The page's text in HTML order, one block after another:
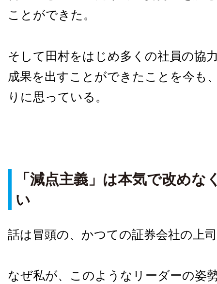
ことができた。
そして田村をはじめ多くの社員の協
成果を出すことができたことを今も
りに思っている。
「減点主義」は本気で改めな
い
話は冒頭の、かつての証券会社の上
なぜ私が、このようなリーダーの姿